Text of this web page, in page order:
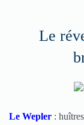
Le
Le Wepler :